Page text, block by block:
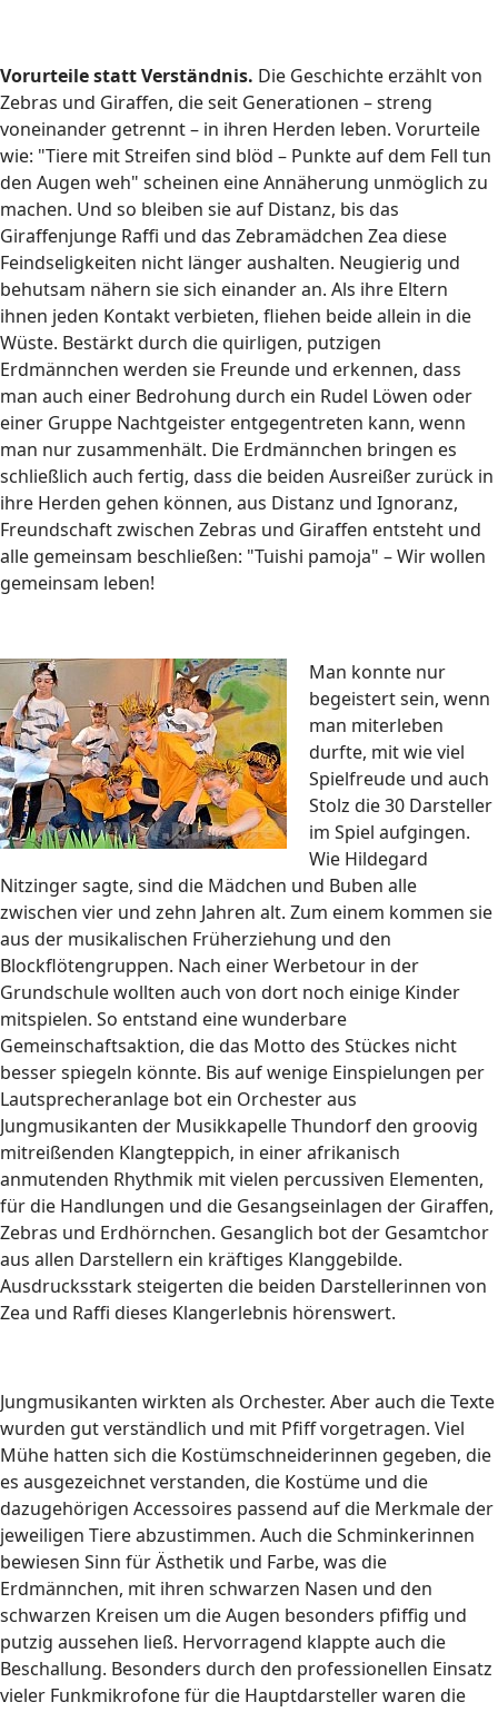
Vorurteile statt Verständnis. Die Geschichte erzählt von
Zebras und Giraffen, die seit Generationen – streng
voneinander getrennt – in ihren Herden leben. Vorurteile
wie: "Tiere mit Streifen sind blöd – Punkte auf dem Fell tun
den Augen weh" scheinen eine Annäherung unmöglich zu
machen. Und so bleiben sie auf Distanz, bis das
Giraffenjunge Raffi und das Zebramädchen Zea diese
Feindseligkeiten nicht länger aushalten. Neugierig und
behutsam nähern sie sich einander an. Als ihre Eltern
ihnen jeden Kontakt verbieten, fliehen beide allein in die
Wüste. Bestärkt durch die quirligen, putzigen
Erdmännchen werden sie Freunde und erkennen, dass
man auch einer Bedrohung durch ein Rudel Löwen oder
einer Gruppe Nachtgeister entgegentreten kann, wenn
man nur zusammenhält. Die Erdmännchen bringen es
schließlich auch fertig, dass die beiden Ausreißer zurück in
ihre Herden gehen können, aus Distanz und Ignoranz,
Freundschaft zwischen Zebras und Giraffen entsteht und
alle gemeinsam beschließen: "Tuishi pamoja" – Wir wollen
gemeinsam leben!
Man konnte nur
begeistert sein, wenn
man miterleben
durfte, mit wie viel
Spielfreude und auch
Stolz die 30 Darsteller
im Spiel aufgingen.
Wie Hildegard
Nitzinger sagte, sind die Mädchen und Buben alle
zwischen vier und zehn Jahren alt. Zum einem kommen sie
aus der musikalischen Früherziehung und den
Blockflötengruppen. Nach einer Werbetour in der
Grundschule wollten auch von dort noch einige Kinder
mitspielen. So entstand eine wunderbare
Gemeinschaftsaktion, die das Motto des Stückes nicht
besser spiegeln könnte. Bis auf wenige Einspielungen per
Lautsprecheranlage bot ein Orchester aus
Jungmusikanten der Musikkapelle Thundorf den groovig
mitreißenden Klangteppich, in einer afrikanisch
anmutenden Rhythmik mit vielen percussiven Elementen,
für die Handlungen und die Gesangseinlagen der Giraffen,
Zebras und Erdhörnchen. Gesanglich bot der Gesamtchor
aus allen Darstellern ein kräftiges Klanggebilde.
Ausdrucksstark steigerten die beiden Darstellerinnen von
Zea und Raffi dieses Klangerlebnis hörenswert.
Jungmusikanten wirkten als Orchester. Aber auch die Texte
wurden gut verständlich und mit Pfiff vorgetragen. Viel
Mühe hatten sich die Kostümschneiderinnen gegeben, die
es ausgezeichnet verstanden, die Kostüme und die
dazugehörigen Accessoires passend auf die Merkmale der
jeweiligen Tiere abzustimmen. Auch die Schminkerinnen
bewiesen Sinn für Ästhetik und Farbe, was die
Erdmännchen, mit ihren schwarzen Nasen und den
schwarzen Kreisen um die Augen besonders pfiffig und
putzig aussehen ließ. Hervorragend klappte auch die
Beschallung. Besonders durch den professionellen Einsatz
vieler Funkmikrofone für die Hauptdarsteller waren die